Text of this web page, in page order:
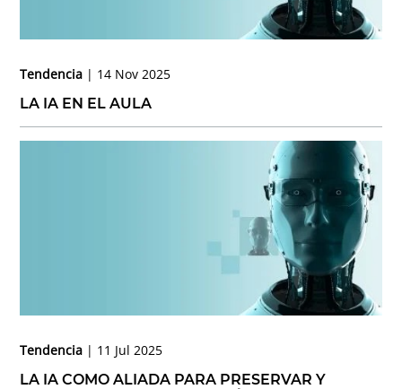
Tendencia
14 Nov 2025
LA IA EN EL AULA
Tendencia
11 Jul 2025
LA IA COMO ALIADA PARA PRESERVAR Y